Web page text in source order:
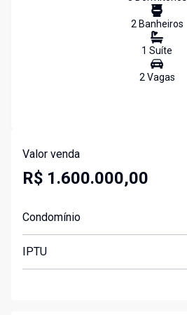
2Banheiros
1 Suíte
2Vagas
Valor venda
R$ 1.600.000,00
Condomínio
IPTU